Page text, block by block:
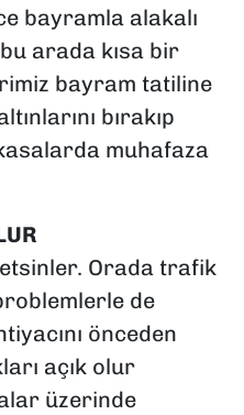
bayramla alakalı
arada kısa bir
bayram tatiline
bırakıp
muhafaza
Orada trafik
de
önceden
açık olur
üzerinde